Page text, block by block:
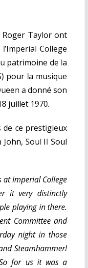
Roger Taylor ont
College
patrimoine de la
pour la musique
a donné son
juillet 1970.
de ce prestigieux
Soul II Soul
at Imperial College
it very distinctly
playing in there.
Committee and
night in those
Steamhammer!
for us it was a